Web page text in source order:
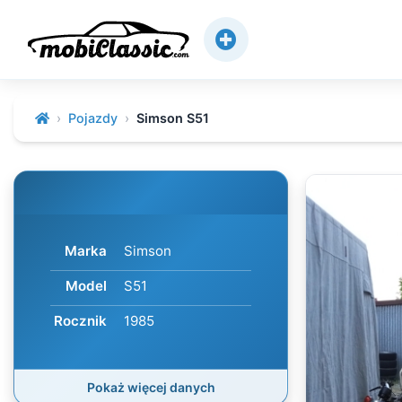
Pojazdy Simson S51
Marka Simson
Model S51
Rocznik 1985
Pokaż więcej danych